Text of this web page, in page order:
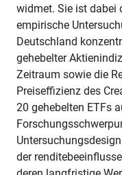
widmet. Sie ist dabei
empirische
Deutschland
gehebelter
Zeitraum sowie die
Preiseffizienz des
20 gehebelten ETFs
der